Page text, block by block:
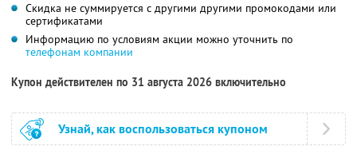
Скидка не суммируется с другими другими промокодами или
сертификатами
Информацию по условиям акции можно уточнить по
телефонам компании
Купон действителен по 31 августа 2026 включительно
Узнай, как воспользоваться купоном